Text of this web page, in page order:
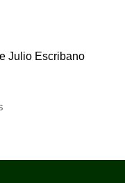
Julio Escribano